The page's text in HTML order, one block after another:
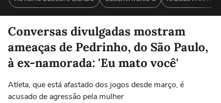
Conversas divulgadas mostram
ameaças de Pedrinho, do São Paulo,
à ex-namorada: 'Eu mato você'
Atleta, que está afastado dos jogos desde março, é
acusado de agressão pela mulher